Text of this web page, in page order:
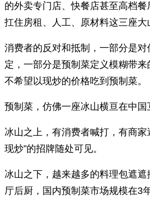
的外卖专门店、快餐店甚至高档
扛住房租、人工、原材料这三座大
消费者的反对和抵制，一部分是
定，一部分是预制菜定义模糊带
不希望以现炒的价格吃到预制菜。
预制菜，仿佛一座冰山横亘在中国
冰山之上，有消费者喊打，有商家
现炒”的招牌随处可见。
冰山之下，越来越多的料理包遮
厅后厨，国内预制菜市场规模在3